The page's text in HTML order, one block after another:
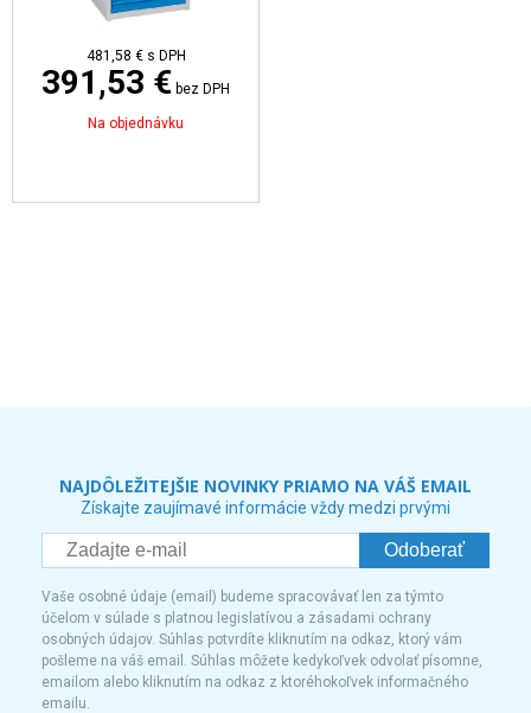
481,58 € s DPH
391,53 € bez DPH
Na objednávku
NAJDÔLEŽITEJŠIE NOVINKY PRIAMO NA VÁŠ EMAIL
Získajte zaujímavé informácie vždy medzi prvými
Odoberať
Vaše osobné údaje (email) budeme spracovávať len za týmto
účelom v súlade s platnou legislatívou a zásadami ochrany
osobných údajov. Súhlas potvrdíte kliknutím na odkaz, ktorý vám
pošleme na váš email. Súhlas môžete kedykoľvek odvolať písomne,
emailom alebo kliknutím na odkaz z ktoréhokoľvek informačného
emailu.